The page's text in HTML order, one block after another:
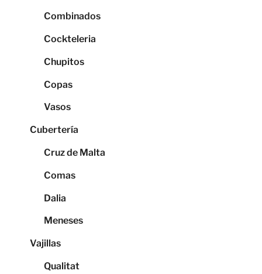
Combinados
Cockteleria
Chupitos
Copas
Vasos
Cubertería
Cruz de Malta
Comas
Dalia
Meneses
Vajillas
Qualitat